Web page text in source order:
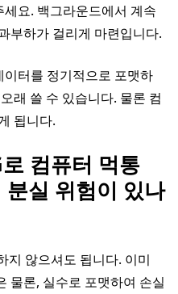
요. 백그라운드에서 계속
부하가 걸리게 마련입니다.
터를 정기적으로 포맷하
래 쓸 수 있습니다. 물론 컴
됩니다.
컴퓨터 먹통
실 위험이 있나
지 않으셔도 됩니다. 이미
물론, 실수로 포맷하여 손실